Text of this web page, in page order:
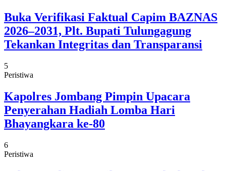
Buka Verifikasi Faktual Capim BAZNAS
2026–2031, Plt. Bupati Tulungagung
Tekankan Integritas dan Transparansi
5
Peristiwa
Kapolres Jombang Pimpin Upacara
Penyerahan Hadiah Lomba Hari
Bhayangkara ke-80
6
Peristiwa